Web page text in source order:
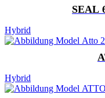
SEAL
Hybrid
Hybrid